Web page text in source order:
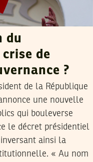
du
de
?
de la République
une nouvelle
qui bouleverse
le décret présidentiel
ainsi la
« Au nom